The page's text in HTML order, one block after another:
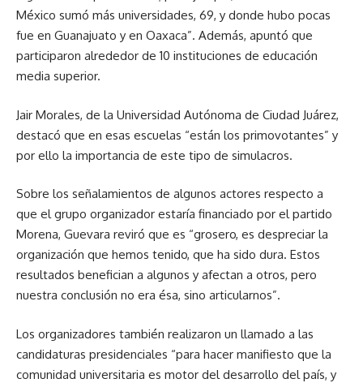
México sumó más universidades, 69, y donde hubo pocas
fue en Guanajuato y en Oaxaca . Además, apuntó que
participaron alrededor de 10 instituciones de educación
media superior.
Jair Morales, de la Universidad Autónoma de Ciudad Juárez,
destacó que en esas escuelas están los primovotantes y
por ello la importancia de este tipo de simulacros.
Sobre los señalamientos de algunos actores respecto a
que el grupo organizador estaría financiado por el partido
Morena, Guevara reviró que es grosero, es despreciar la
organización que hemos tenido, que ha sido dura. Estos
resultados benefician a algunos y afectan a otros, pero
nuestra conclusión no era ésa, sino articularnos .
Los organizadores también realizaron un llamado a las
candidaturas presidenciales para hacer manifiesto que la
comunidad universitaria es motor del desarrollo del país, y